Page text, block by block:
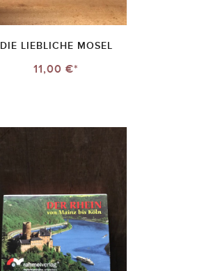
DIE LIEBLICHE MOSEL
11,00 €*